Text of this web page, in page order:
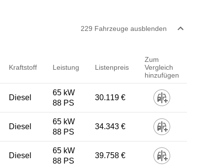
229 Fahrzeuge ausblenden
Kraftstoff Leistung Listenpreis
Zum
Vergleich
hinzufügen
Diesel
65 kW
88 PS
30.119 €
Diesel
65 kW
88 PS
34.343 €
Diesel
65 kW
88 PS
39.758 €